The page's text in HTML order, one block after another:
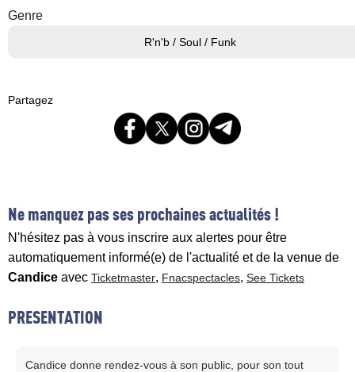
Genre
R'n'b / Soul / Funk
Partagez
Ne manquez pas ses prochaines actualités !
N'hésitez pas à vous inscrire aux alertes pour être
automatiquement informé(e) de l'actualité et de la venue de
Candice avec Ticketmaster, Fnacspectacles, See Tickets
PRESENTATION
Candice donne rendez-vous à son public, pour son tout